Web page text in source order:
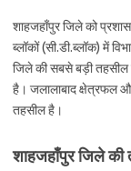
शाहजहाँपुर जिले को
ब्लॉकों (सी.डी.ब्लॉक) में
जिले की सबसे बड़ी
है। जलालाबाद क्षेत्रफल
तहसील है।
शाहजहाँपुर जिले